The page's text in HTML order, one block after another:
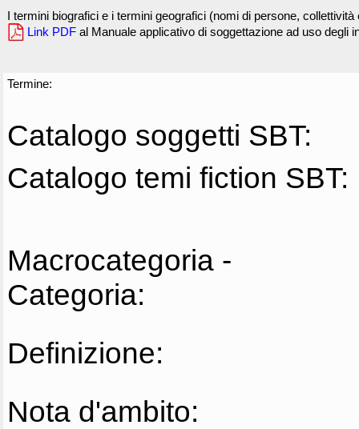
I termini biografici e i termini geografici (nomi di persone,
Link PDF al Manuale applicativo di soggettazione ad uso degli
Termine:
Catalogo soggetti SBT:
Catalogo temi fiction SBT:
Macrocategoria -
Categoria:
Definizione:
Nota d'ambito: